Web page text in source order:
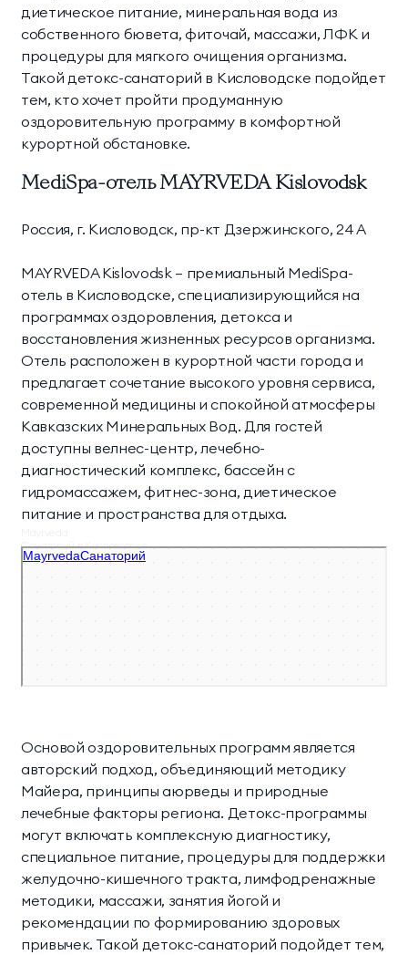
диетическое питание, минеральная вода из
собственного бювета, фиточай, массажи, ЛФК и
процедуры для мягкого очищения организма.
Такой детокс-санаторий в Кисловодске подойдет
тем, кто хочет пройти продуманную
оздоровительную программу в комфортной
курортной обстановке.
MediSpa-отель MAYRVEDA Kislovodsk
Россия, г. Кисловодск, пр-кт Дзержинского, 24 А
MAYRVEDA Kislovodsk — премиальный MediSpa-
отель в Кисловодске, специализирующийся на
программах оздоровления, детокса и
восстановления жизненных ресурсов организма.
Отель расположен в курортной части города и
предлагает сочетание высокого уровня сервиса,
современной медицины и спокойной атмосферы
Кавказских Минеральных Вод. Для гостей
доступны велнес-центр, лечебно-
диагностический комплекс, бассейн с
гидромассажем, фитнес-зона, диетическое
питание и пространства для отдыха.
Санаторий в Кисловодске
Основой оздоровительных программ является
авторский подход, объединяющий методику
Майера, принципы аюрведы и природные
лечебные факторы региона. Детокс-программы
могут включать комплексную диагностику,
специальное питание, процедуры для поддержки
желудочно-кишечного тракта, лимфодренажные
методики, массажи, занятия йогой и
рекомендации по формированию здоровых
привычек. Такой детокс-санаторий подойдет тем,